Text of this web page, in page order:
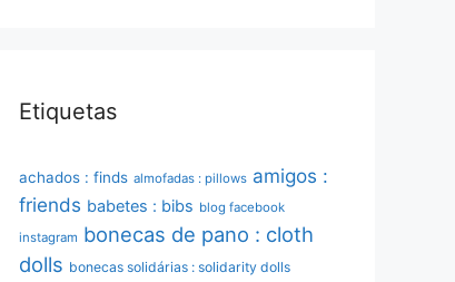
Etiquetas
achados : finds almofadas : pillows amigos :
friends babetes : bibs blog facebook
instagram bonecas de pano : cloth
dolls bonecas solidárias : solidarity dolls